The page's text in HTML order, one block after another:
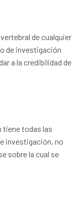
de cualquier
de investigación
a la credibilidad de
tiene todas las
investigación, no
sobre la cual se